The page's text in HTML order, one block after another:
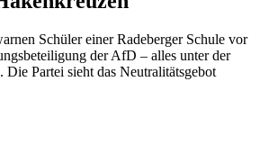
Schüler einer Radeberger Schule vor
der AfD – alles unter der
Partei sieht das Neutralitätsgebot